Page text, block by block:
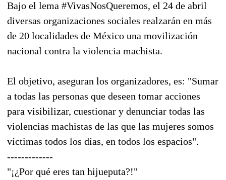
Bajo el lema #VivasNosQueremos, el 24 de abril
diversas organizaciones sociales realzarán en más
de 20 localidades de México una movilización
nacional contra la violencia machista.
El objetivo, aseguran los organizadores, es: "Sumar
a todas las personas que deseen tomar acciones
para visibilizar, cuestionar y denunciar todas las
violencias machistas de las que las mujeres somos
víctimas todos los días, en todos los espacios".
-------------
"¡¿Por qué eres tan hijueputa?!"